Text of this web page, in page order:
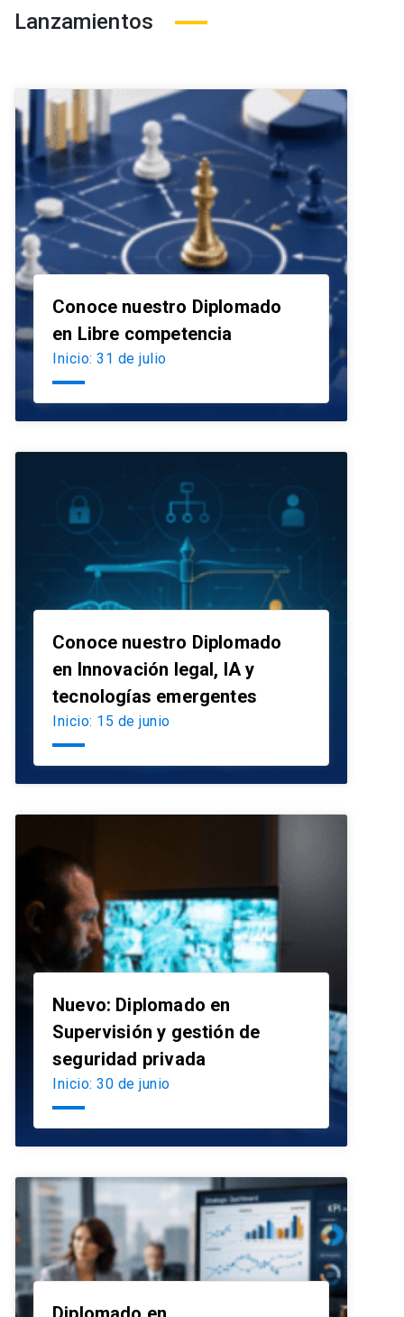
Lanzamientos
Conoce nuestro Diplomado
en Libre competencia
Inicio: 31 de julio
Conoce nuestro Diplomado
en Innovación legal, IA y
tecnologías emergentes
Inicio: 15 de junio
Nuevo: Diplomado en
Supervisión y gestión de
seguridad privada
Inicio: 30 de junio